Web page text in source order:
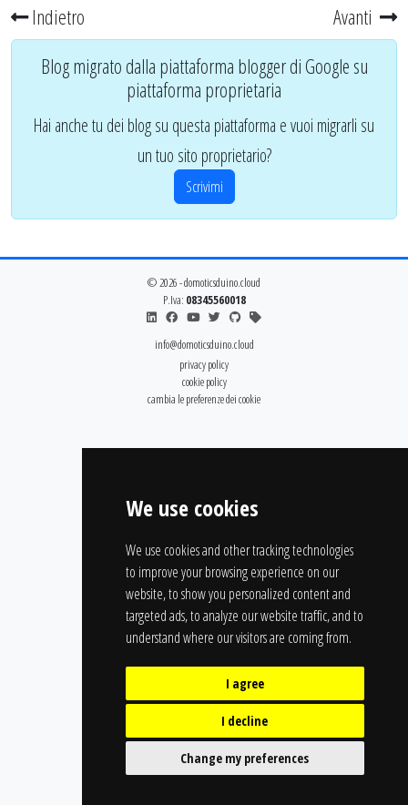
We use cookies
We use cookies and other tracking technologies
to improve your browsing experience on our
website, to show you personalized content and
targeted ads, to analyze our website traffic, and to
understand where our visitors are coming from.
I agree
I decline
Change my preferences
Indietro
Avanti
Blog migrato dalla piattaforma blogger di Google su
piattaforma proprietaria
Hai anche tu dei blog su questa piattaforma e vuoi migrarli su
un tuo sito proprietario?
Scrivimi
© 2026 - domoticsduino.cloud
P.Iva: 08345560018
info@domoticsduino.cloud
privacy policy
cookie policy
cambia le preferenze dei cookie